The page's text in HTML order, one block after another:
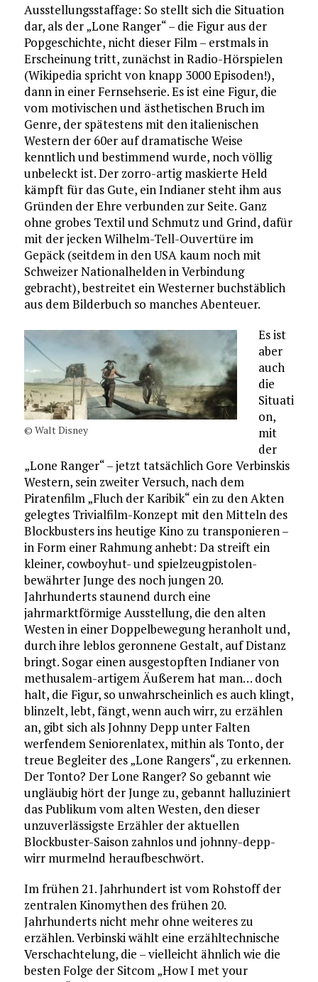
Ausstellungsstaffage: So stellt sich die Situation
dar, als der „Lone Ranger“ – die Figur aus der
Popgeschichte, nicht dieser Film – erstmals in
Erscheinung tritt, zunächst in Radio-Hörspielen
(Wikipedia spricht von knapp 3000 Episoden!),
dann in einer Fernsehserie. Es ist eine Figur, die
vom motivischen und ästhetischen Bruch im
Genre, der spätestens mit den italienischen
Western der 60er auf dramatische Weise
kenntlich und bestimmend wurde, noch völlig
unbeleckt ist. Der zorro-artig maskierte Held
kämpft für das Gute, ein Indianer steht ihm aus
Gründen der Ehre verbunden zur Seite. Ganz
ohne grobes Textil und Schmutz und Grind, dafür
mit der jecken Wilhelm-Tell-Ouvertüre im
Gepäck (seitdem in den USA kaum noch mit
Schweizer Nationalhelden in Verbindung
gebracht), bestreitet ein Westerner buchstäblich
aus dem Bilderbuch so manches Abenteuer.
© Walt Disney
Es ist
aber
auch
die
Situati
on,
mit
der
„Lone Ranger“ – jetzt tatsächlich Gore Verbinskis
Western, sein zweiter Versuch, nach dem
Piratenfilm „Fluch der Karibik“ ein zu den Akten
gelegtes Trivialfilm-Konzept mit den Mitteln des
Blockbusters ins heutige Kino zu transponieren –
in Form einer Rahmung anhebt: Da streift ein
kleiner, cowboyhut- und spielzeugpistolen-
bewährter Junge des noch jungen 20.
Jahrhunderts staunend durch eine
jahrmarktförmige Ausstellung, die den alten
Westen in einer Doppelbewegung heranholt und,
durch ihre leblos geronnene Gestalt, auf Distanz
bringt. Sogar einen ausgestopften Indianer von
methusalem-artigem Äußerem hat man… doch
halt, die Figur, so unwahrscheinlich es auch klingt,
blinzelt, lebt, fängt, wenn auch wirr, zu erzählen
an, gibt sich als Johnny Depp unter Falten
werfendem Seniorenlatex, mithin als Tonto, der
treue Begleiter des „Lone Rangers“, zu erkennen.
Der Tonto? Der Lone Ranger? So gebannt wie
ungläubig hört der Junge zu, gebannt halluziniert
das Publikum vom alten Westen, den dieser
unzuverlässigste Erzähler der aktuellen
Blockbuster-Saison zahnlos und johnny-depp-
wirr murmelnd heraufbeschwört.
Im frühen 21. Jahrhundert ist vom Rohstoff der
zentralen Kinomythen des frühen 20.
Jahrhunderts nicht mehr ohne weiteres zu
erzählen. Verbinski wählt eine erzähltechnische
Verschachtelung, die – vielleicht ähnlich wie die
besten Folge der Sitcom „How I met your